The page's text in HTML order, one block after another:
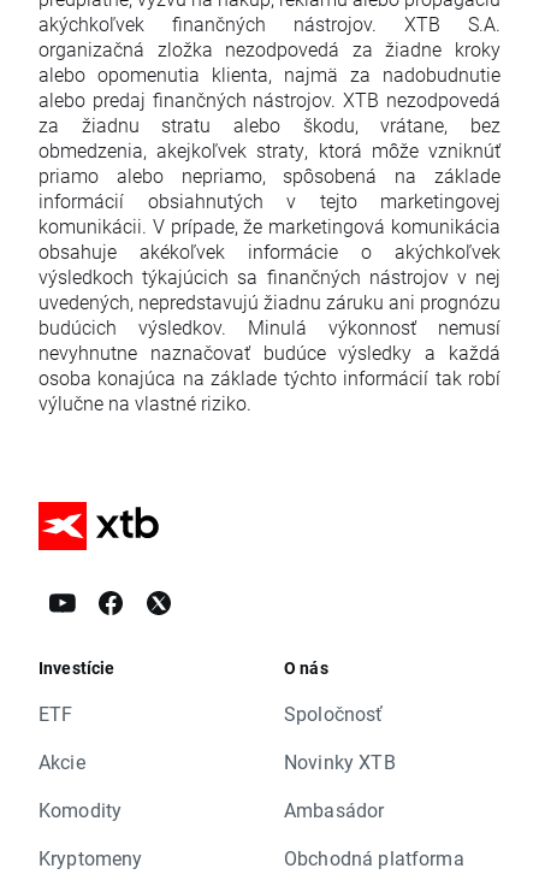
akýchkoľvek finančných nástrojov. XTB S.A.
organizačná zložka nezodpovedá za žiadne kroky
alebo opomenutia klienta, najmä za nadobudnutie
alebo predaj finančných nástrojov. XTB nezodpovedá
za žiadnu stratu alebo škodu, vrátane, bez
obmedzenia, akejkoľvek straty, ktorá môže vzniknúť
priamo alebo nepriamo, spôsobená na základe
informácií obsiahnutých v tejto marketingovej
komunikácii. V prípade, že marketingová komunikácia
obsahuje akékoľvek informácie o akýchkoľvek
výsledkoch týkajúcich sa finančných nástrojov v nej
uvedených, nepredstavujú žiadnu záruku ani prognózu
budúcich výsledkov. Minulá výkonnosť nemusí
nevyhnutne naznačovať budúce výsledky a každá
osoba konajúca na základe týchto informácií tak robí
výlučne na vlastné riziko.
Investície
ETF
Akcie
Komodity
Kryptomeny
O nás
Spoločnosť
Novinky XTB
Ambasádor
Obchodná platforma